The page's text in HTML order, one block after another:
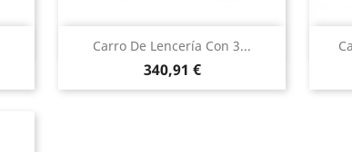
Carro De Lencería Con 3...
Precio
340,91 €
Vista rápida